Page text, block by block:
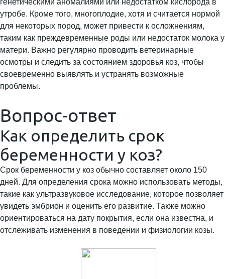
генетическими аномалиями или недостатком кислорода в
утробе. Кроме того, многоплодие, хотя и считается нормой
для некоторых пород, может привести к осложнениям,
таким как преждевременные роды или недостаток молока у
матери. Важно регулярно проводить ветеринарные
осмотры и следить за состоянием здоровья коз, чтобы
своевременно выявлять и устранять возможные
проблемы.
Вопрос-ответ
Как определить срок
беременности у коз?
Срок беременности у коз обычно составляет около 150
дней. Для определения срока можно использовать методы,
такие как ультразвуковое исследование, которое позволяет
увидеть эмбрион и оценить его развитие. Также можно
ориентироваться на дату покрытия, если она известна, и
отслеживать изменения в поведении и физиологии козы.